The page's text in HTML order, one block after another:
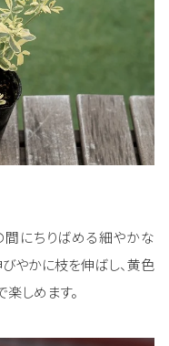
にちりばめる細やかな
びやかに枝を伸ばし、黄色
しめます。